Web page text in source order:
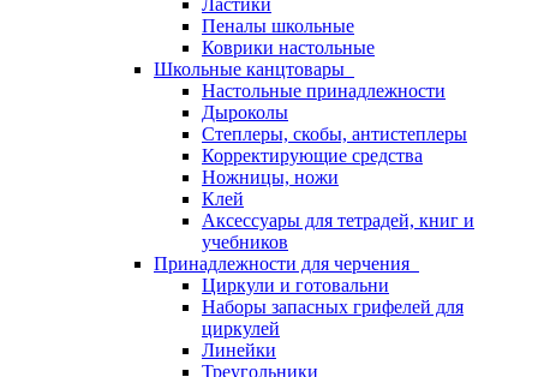
Ластики
Пеналы школьные
Коврики настольные
Школьные канцтовары
Настольные принадлежности
Дыроколы
Степлеры, скобы, антистеплеры
Корректирующие средства
Ножницы, ножи
Клей
Аксессуары для тетрадей, книг и
учебников
Принадлежности для черчения
Циркули и готовальни
Наборы запасных грифелей для
циркулей
Линейки
Треугольники